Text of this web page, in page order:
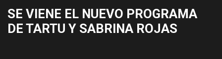
SE VIENE EL NUEVO PROGRAMA
DE TARTU Y SABRINA ROJAS